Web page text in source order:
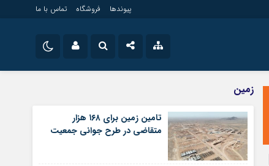
پیوندها فروشگاه تماس با ما
سروش
ایتا
رمز عبور
تجاری
زمین
ساخت و ساز
زمین
تامین زمین برای ۱۶۸ هزار
متقاضی در طرح جوانی جمعیت